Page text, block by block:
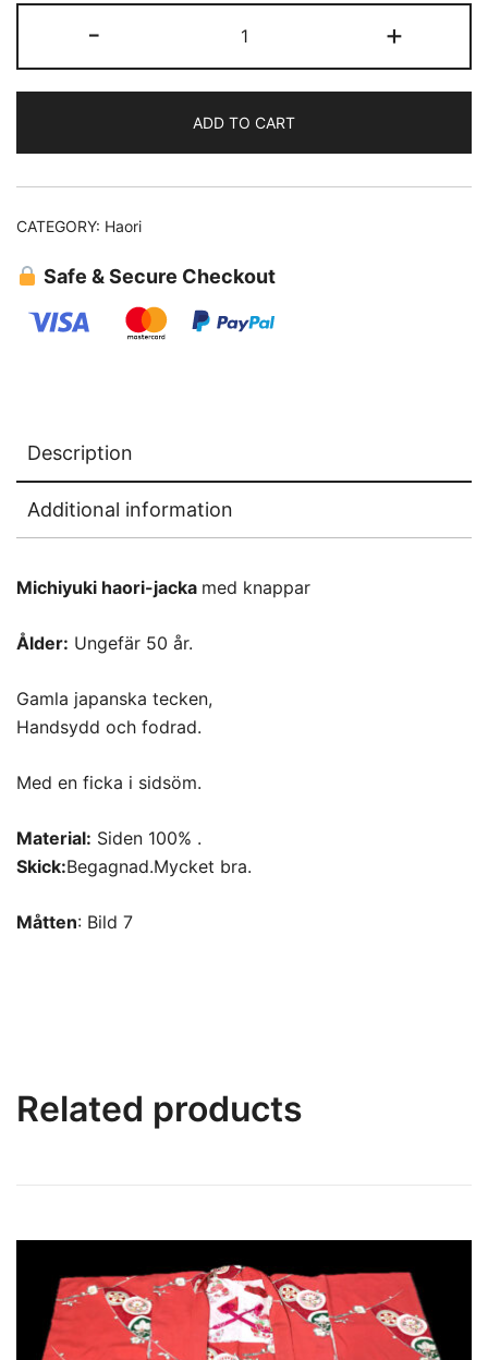
-
(56)Michiyuki
quantity
+
ADD TO CART
CATEGORY: Haori
Safe & Secure Checkout
Description
Additional information
Michiyuki haori-jacka med knappar
Ålder: Ungefär 50 år.
Gamla japanska tecken,
Handsydd och fodrad.
Med en ficka i sidsöm.
Material: Siden 100% .
Skick:Begagnad.Mycket bra.
Måtten: Bild 7
Related products